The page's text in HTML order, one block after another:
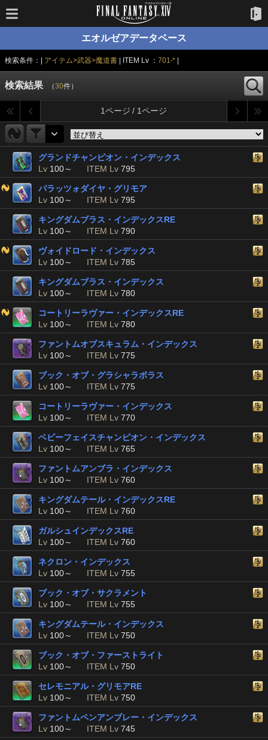
エオルゼアデータベース
検索条件：| アイテム>武器>魔道書 | ITEM Lv ： 701-*
検索結果 （30件）
1ページ / 1ページ
グランドチャンピオン・インデックス
Lv 100～ ITEM Lv 795
パラッツォダイヤ・グリモア
Lv 100～ ITEM Lv 795
キングダムブラス・インデックスRE
Lv 100～ ITEM Lv 790
ヴォイドロード・インデックス
Lv 100～ ITEM Lv 785
キングダムブラス・インデックス
Lv 100～ ITEM Lv 780
コートリーラヴァー・インデックスRE
Lv 100～ ITEM Lv 780
ファントムオブスキュラム・インデックス
Lv 100～ ITEM Lv 775
ブック・オブ・グラシャラボラス
Lv 100～ ITEM Lv 775
コートリーラヴァー・インデックス
Lv 100～ ITEM Lv 770
ベビーフェイスチャンピオン・インデックス
Lv 100～ ITEM Lv 765
ファントムアンブラ・インデックス
Lv 100～ ITEM Lv 760
キングダムテール・インデックスRE
Lv 100～ ITEM Lv 760
ガルシュインデックスRE
Lv 100～ ITEM Lv 760
ネクロン・インデックス
Lv 100～ ITEM Lv 755
ブック・オブ・サクラメント
Lv 100～ ITEM Lv 755
キングダムテール・インデックス
Lv 100～ ITEM Lv 750
ブック・オブ・ファーストライト
Lv 100～ ITEM Lv 750
セレモニアル・グリモアRE
Lv 100～ ITEM Lv 750
ファントムペンアンブレー・インデックス
Lv 100～ ITEM Lv 745